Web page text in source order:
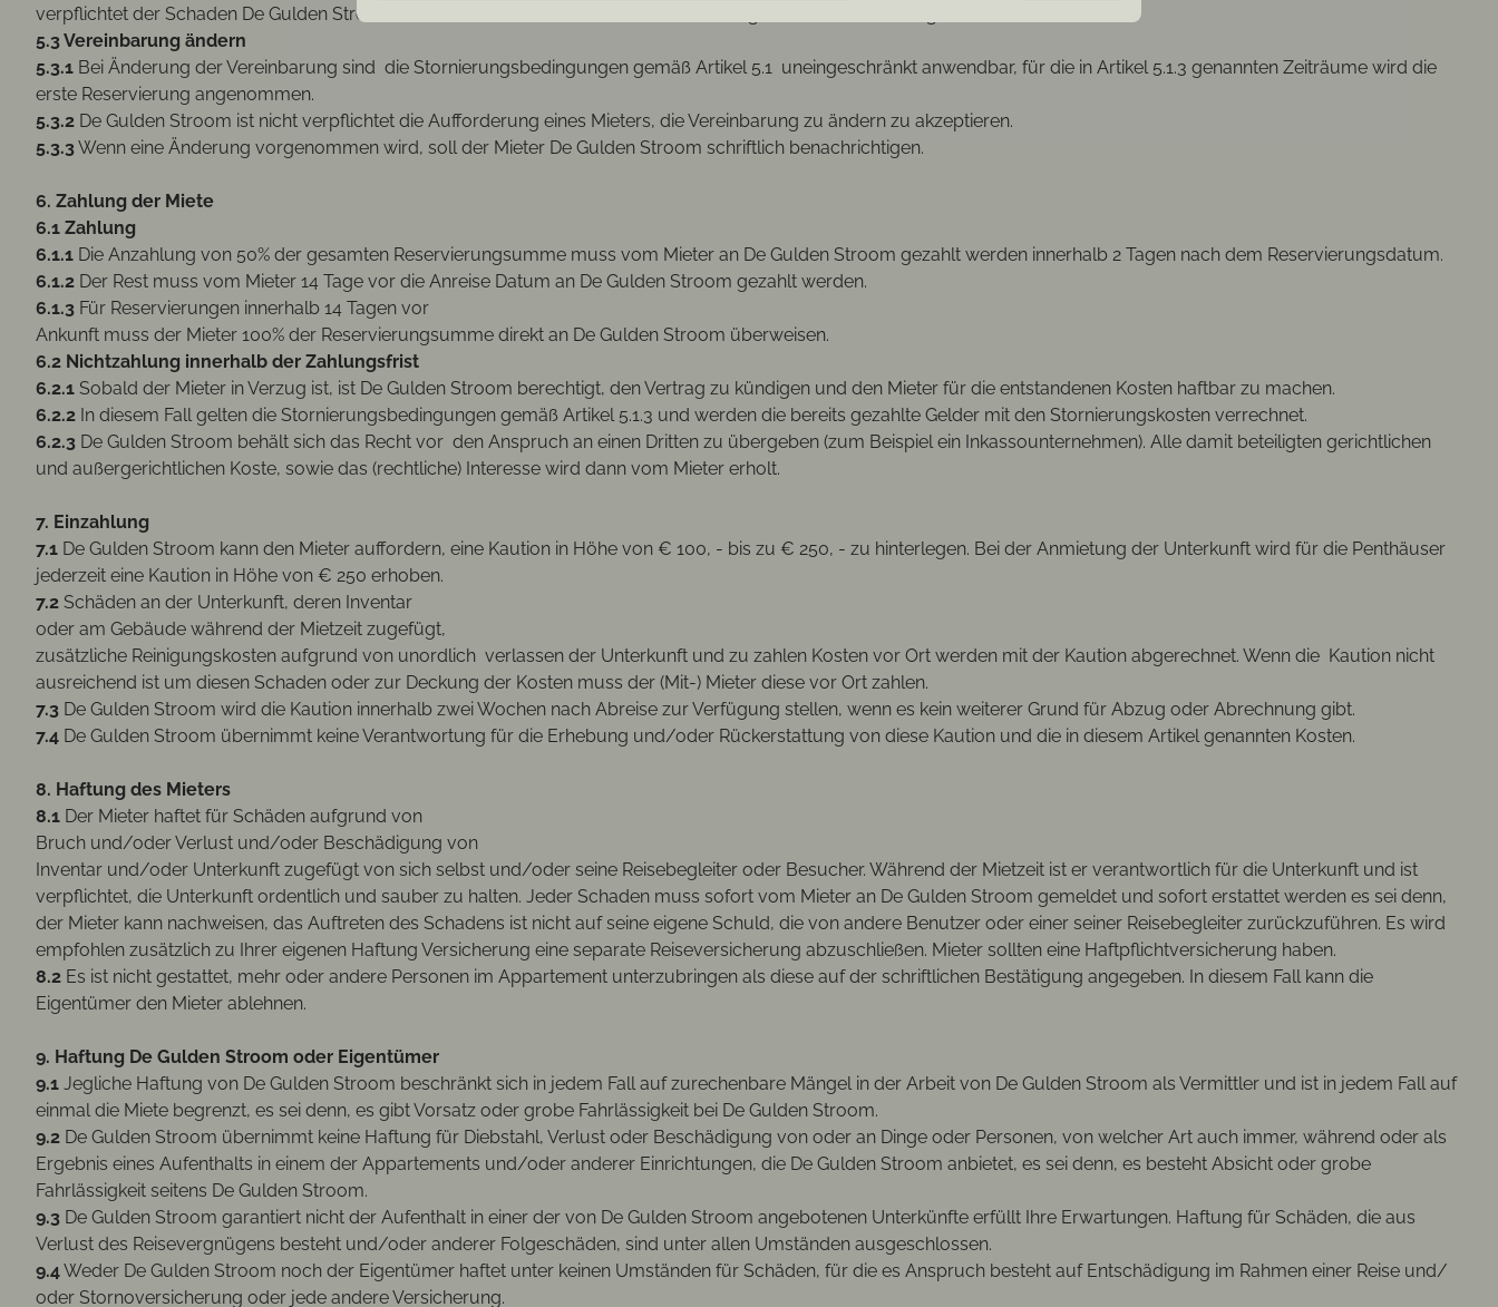
verpflichtet der Schaden De Gulden Stroom oder der Besitzer leidet unter den Handlungen oder Unterlassungen der Mieter.
5.3 Vereinbarung ändern
5.3.1 Bei Änderung der Vereinbarung sind die Stornierungsbedingungen gemäß Artikel 5.1 uneingeschränkt anwendbar, für die in Artikel 5.1.3 genannten Zeiträume wird die
erste Reservierung angenommen.
5.3.2 De Gulden Stroom ist nicht verpflichtet die Aufforderung eines Mieters, die Vereinbarung zu ändern zu akzeptieren.
5.3.3Wenn eine Änderung vorgenommen wird, soll der Mieter De Gulden Stroom schriftlich benachrichtigen.
6. Zahlung der Miete
6.1 Zahlung
6.1.1 Die Anzahlung von 50% der gesamten Reservierungsumme muss vom Mieter an De Gulden Stroom gezahlt werden innerhalb 2 Tagen nach dem Reservierungsdatum.
6.1.2 Der Rest muss vom Mieter 14 Tage vor die Anreise Datum an De Gulden Stroom gezahlt werden.
6.1.3 Für Reservierungen innerhalb 14 Tagen vor
Ankunft muss der Mieter 100% der Reservierungsumme direkt an De Gulden Stroom überweisen.
6.2 Nichtzahlung innerhalb der Zahlungsfrist
6.2.1 Sobald der Mieter in Verzug ist, ist De Gulden Stroom berechtigt, den Vertrag zu kündigen und den Mieter für die entstandenen Kosten haftbar zu machen.
6.2.2 In diesem Fall gelten die Stornierungsbedingungen gemäß Artikel 5.1.3 und werden die bereits gezahlte Gelder mit den Stornierungskosten verrechnet.
6.2.3 De Gulden Stroom behält sich das Recht vor den Anspruch an einen Dritten zu übergeben (zum Beispiel ein Inkassounternehmen). Alle damit beteiligten gerichtlichen
und außergerichtlichen Koste, sowie das (rechtliche) Interesse wird dann vom Mieter erholt.
7. Einzahlung
7.1 De Gulden Stroom kann den Mieter auffordern, eine Kaution in Höhe von € 100, - bis zu € 250, - zu hinterlegen. Bei der Anmietung der Unterkunft wird für die Penthäuser
jederzeit eine Kaution in Höhe von € 250 erhoben.
7.2 Schäden an der Unterkunft, deren Inventar
oder am Gebäude während der Mietzeit zugefügt,
zusätzliche Reinigungskosten aufgrund von unordlich verlassen der Unterkunft und zu zahlen Kosten vor Ort werden mit der Kaution abgerechnet. Wenn die Kaution nicht
ausreichend ist um diesen Schaden oder zur Deckung der Kosten muss der (Mit-) Mieter diese vor Ort zahlen.
7.3 De Gulden Stroom wird die Kaution innerhalb zwei Wochen nach Abreise zur Verfügung stellen, wenn es kein weiterer Grund für Abzug oder Abrechnung gibt.
7.4 De Gulden Stroom übernimmt keine Verantwortung für die Erhebung und/oder Rückerstattung von diese Kaution und die in diesem Artikel genannten Kosten.
8. Haftung des Mieters
8.1 Der Mieter haftet für Schäden aufgrund von
Bruch und/oder Verlust und/oder Beschädigung von
Inventar und/oder Unterkunft zugefügt von sich selbst und/oder seine Reisebegleiter oder Besucher. Während der Mietzeit ist er verantwortlich für die Unterkunft und ist
verpflichtet, die Unterkunft ordentlich und sauber zu halten. Jeder Schaden muss sofort vom Mieter an De Gulden Stroom gemeldet und sofort erstattet werden es sei denn,
der Mieter kann nachweisen, das Auftreten des Schadens ist nicht auf seine eigene Schuld, die von andere Benutzer oder einer seiner Reisebegleiter zurückzuführen. Es wird
empfohlen zusätzlich zu Ihrer eigenen Haftung Versicherung eine separate Reiseversicherung abzuschließen. Mieter sollten eine Haftpflichtversicherung haben.
8.2 Es ist nicht gestattet, mehr oder andere Personen im Appartement unterzubringen als diese auf der schriftlichen Bestätigung angegeben. In diesem Fall kann die
Eigentümer den Mieter ablehnen.
9. Haftung De Gulden Stroom oder Eigentümer
9.1 Jegliche Haftung von De Gulden Stroom beschränkt sich in jedem Fall auf zurechenbare Mängel in der Arbeit von De Gulden Stroom als Vermittler und ist in jedem Fall auf
einmal die Miete begrenzt, es sei denn, es gibt Vorsatz oder grobe Fahrlässigkeit bei De Gulden Stroom.
9.2 De Gulden Stroom übernimmt keine Haftung für Diebstahl, Verlust oder Beschädigung von oder an Dinge oder Personen, von welcher Art auch immer, während oder als
Ergebnis eines Aufenthalts in einem der Appartements und/oder anderer Einrichtungen, die De Gulden Stroom anbietet, es sei denn, es besteht Absicht oder grobe
Fahrlässigkeit seitens De Gulden Stroom.
9.3 De Gulden Stroom garantiert nicht der Aufenthalt in einer der von De Gulden Stroom angebotenen Unterkünfte erfüllt Ihre Erwartungen. Haftung für Schäden, die aus
Verlust des Reisevergnügens besteht und/oder anderer Folgeschäden, sind unter allen Umständen ausgeschlossen.
9.4Weder De Gulden Stroom noch der Eigentümer haftet unter keinen Umständen für Schäden, für die es Anspruch besteht auf Entschädigung im Rahmen einer Reise und/
oder Stornoversicherung oder jede andere Versicherung.